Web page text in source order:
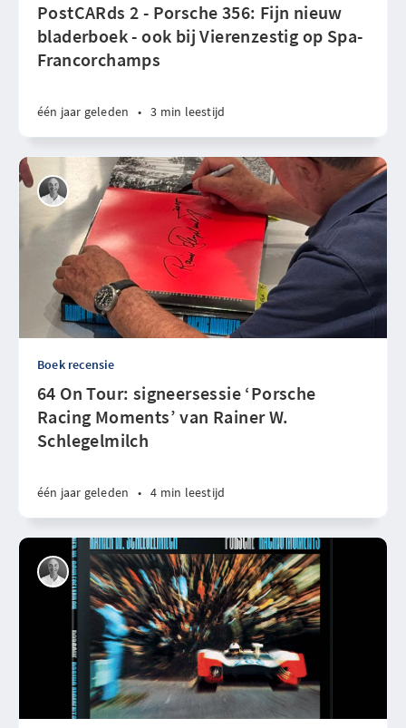
PostCARds 2 - Porsche 356: Fijn nieuw
bladerboek - ook bij Vierenzestig op Spa-
Francorchamps
één jaar geleden • 3 min leestijd
Boek recensie
64 On Tour: signeersessie ‘Porsche
Racing Moments’ van Rainer W.
Schlegelmilch
één jaar geleden • 4 min leestijd